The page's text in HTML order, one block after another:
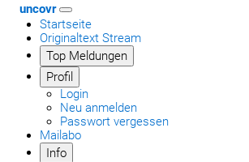
uncovr
Startseite
Originaltext Stream
Top Meldungen
Profil
Login
Neu anmelden
Passwort vergessen
Mailabo
Info